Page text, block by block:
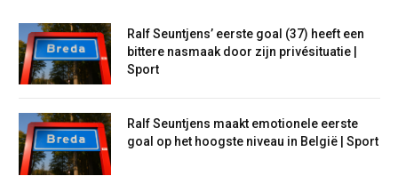
Ralf Seuntjens’ eerste goal (37) heeft een
bittere nasmaak door zijn privésituatie |
Sport
Ralf Seuntjens maakt emotionele eerste
goal op het hoogste niveau in België | Sport